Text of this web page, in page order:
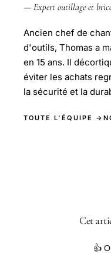
— Expert outillage et
Ancien chef de
d'outils, Thomas a
en 15 ans. Il
éviter les achats
la sécurité et la
TOUTE L'ÉQUIPE →
Cet
👍